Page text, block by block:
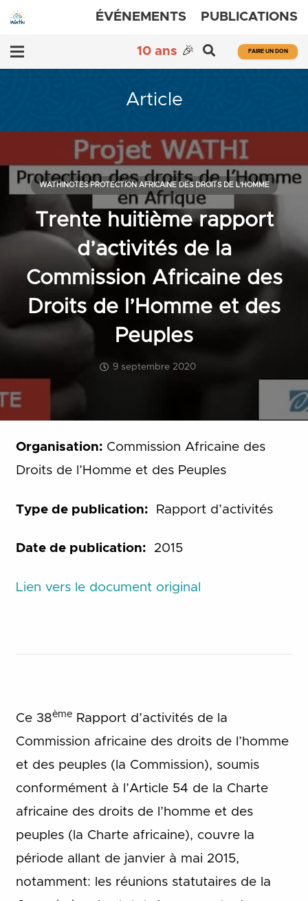
ÉVÉNEMENTS PUBLICATIONS
10 ans 🎉 FAIRE UN DON
Article
Trente huitième rapport
d’activités de la
Commission Africaine des
Droits de l’Homme et des
Peuples
9 septembre 2020
WATHINOTES PROTECTION AFRICAINE DES DROITS DE L'HOMME
Organisation: Commission Africaine des
Droits de l’Homme et des Peuples
Type de publication: Rapport d’activités
Date de publication: 2015
Lien vers le document original
Ce 38èmeRapport d’activités de la
Commission africaine des droits de l’homme
et des peuples (la Commission), soumis
conformément à l’Article 54 de la Charte
africaine des droits de l’homme et des
peuples (la Charte africaine), couvre la
période allant de janvier à mai 2015,
notamment: les réunions statutaires de la